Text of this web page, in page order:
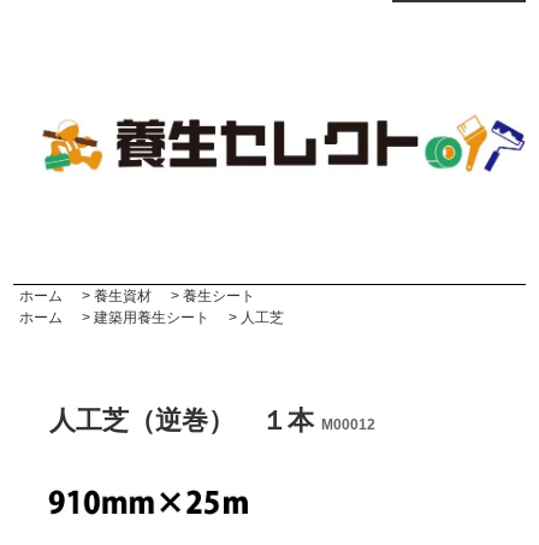
ホーム >養生資材 >養生シート
ホーム
>建築用養生シート > 人工芝
人工芝（逆巻） １本M00012